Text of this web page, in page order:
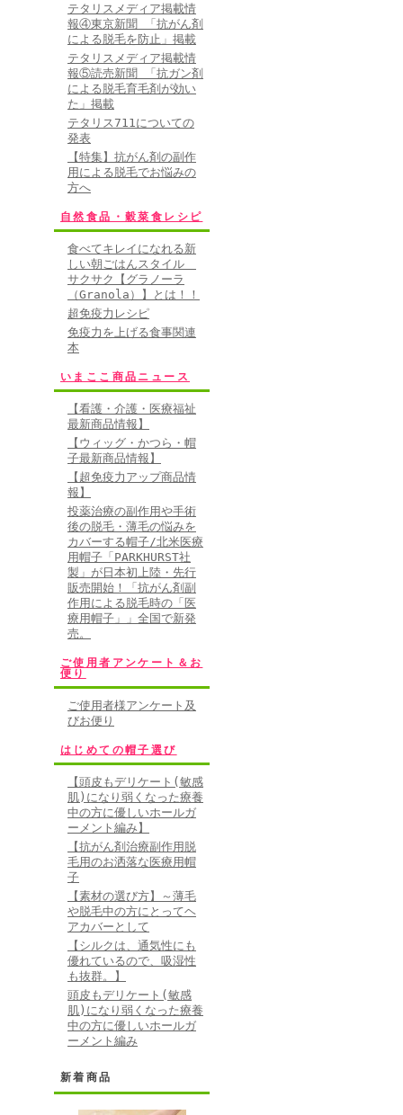
テタリスメディア掲載情
報④東京新聞 「抗がん剤
による脱毛を防止」掲載
テタリスメディア掲載情
報⑤読売新聞 「抗ガン剤
による脱毛育毛剤が効い
た」掲載
テタリス711についての
発表
【特集】抗がん剤の副作
用による脱毛でお悩みの
方へ
自然食品・穀菜食レシピ
食べてキレイになれる新
しい朝ごはんスタイル
サクサク【グラノーラ
（Granola）】とは！！
超免疫力レシピ
免疫力を上げる食事関連
本
いまここ商品ニュース
【看護・介護・医療福祉
最新商品情報】
【ウィッグ・かつら・帽
子最新商品情報】
【超免疫力アップ商品情
報】
投薬治療の副作用や手術
後の脱毛・薄毛の悩みを
カバーする帽子/北米医療
用帽子「PARKHURST社
製」が日本初上陸・先行
販売開始！「抗がん剤副
作用による脱毛時の「医
療用帽子」」全国で新発
売。
ご使用者アンケート＆お
便り
ご使用者様アンケート及
びお便り
はじめての帽子選び
【頭皮もデリケート(敏感
肌)になり弱くなった療養
中の方に優しいホールガ
ーメント編み】
【抗がん剤治療副作用脱
毛用のお洒落な医療用帽
子
【素材の選び方】～薄毛
や脱毛中の方にとってヘ
アカバーとして
【シルクは、通気性にも
優れているので、吸湿性
も抜群。】
頭皮もデリケート(敏感
肌)になり弱くなった療養
中の方に優しいホールガ
ーメント編み
新着商品